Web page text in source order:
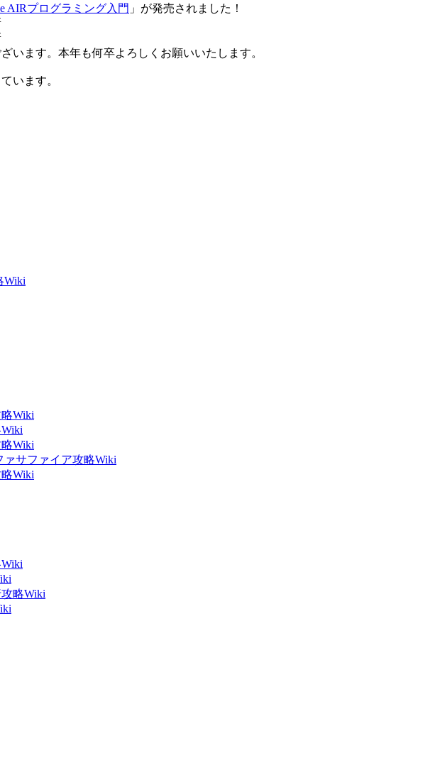
AIRプログラミング入門 」が発売されました！
います。本年も何卒よろしくお願いいたします。
います。
Wiki
Wiki
Wiki
サファイア攻略Wiki
Wiki
略Wiki